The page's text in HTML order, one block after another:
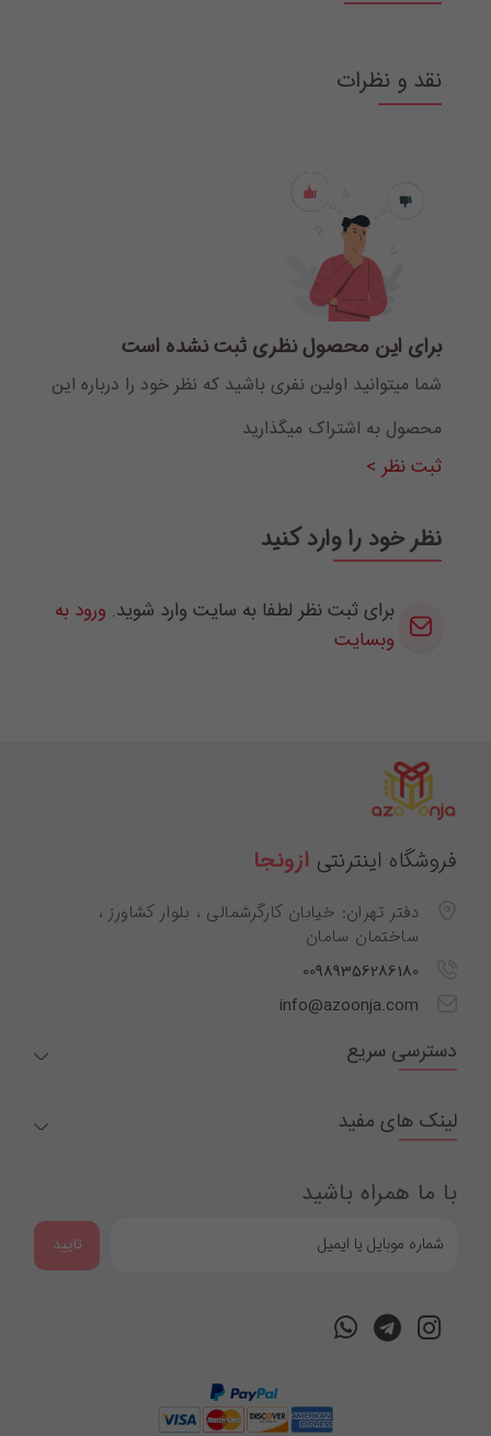
نقد و نظرات
برای این محصول نظری ثبت نشده است
شما میتوانید اولین نفری باشید که نظر خود را درباره این
محصول به اشتراک میگذارید
ثبت نظر >
نظر خود را وارد کنید
برای ثبت نظر لطفا به سایت وارد شوید. ورود به
وبسایت
فروشگاه اینترنتی ازونجا
دفتر تهران: خیابان کارگرشمالی ، بلوار کشاورز ،
ساختمان سامان
00989356286180
info@azoonja.com
دسترسی سریع
لینک های مفید
با ما همراه باشید
تایید